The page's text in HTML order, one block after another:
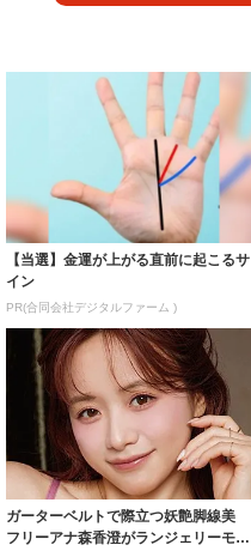
【当選】金運が上がる直前に起こるサ
イン
PR(合同会社デジタルファーム )
ガーターベルトで際立つ妖艶脚線美
フリーアナ森香澄がランジェリーモデ